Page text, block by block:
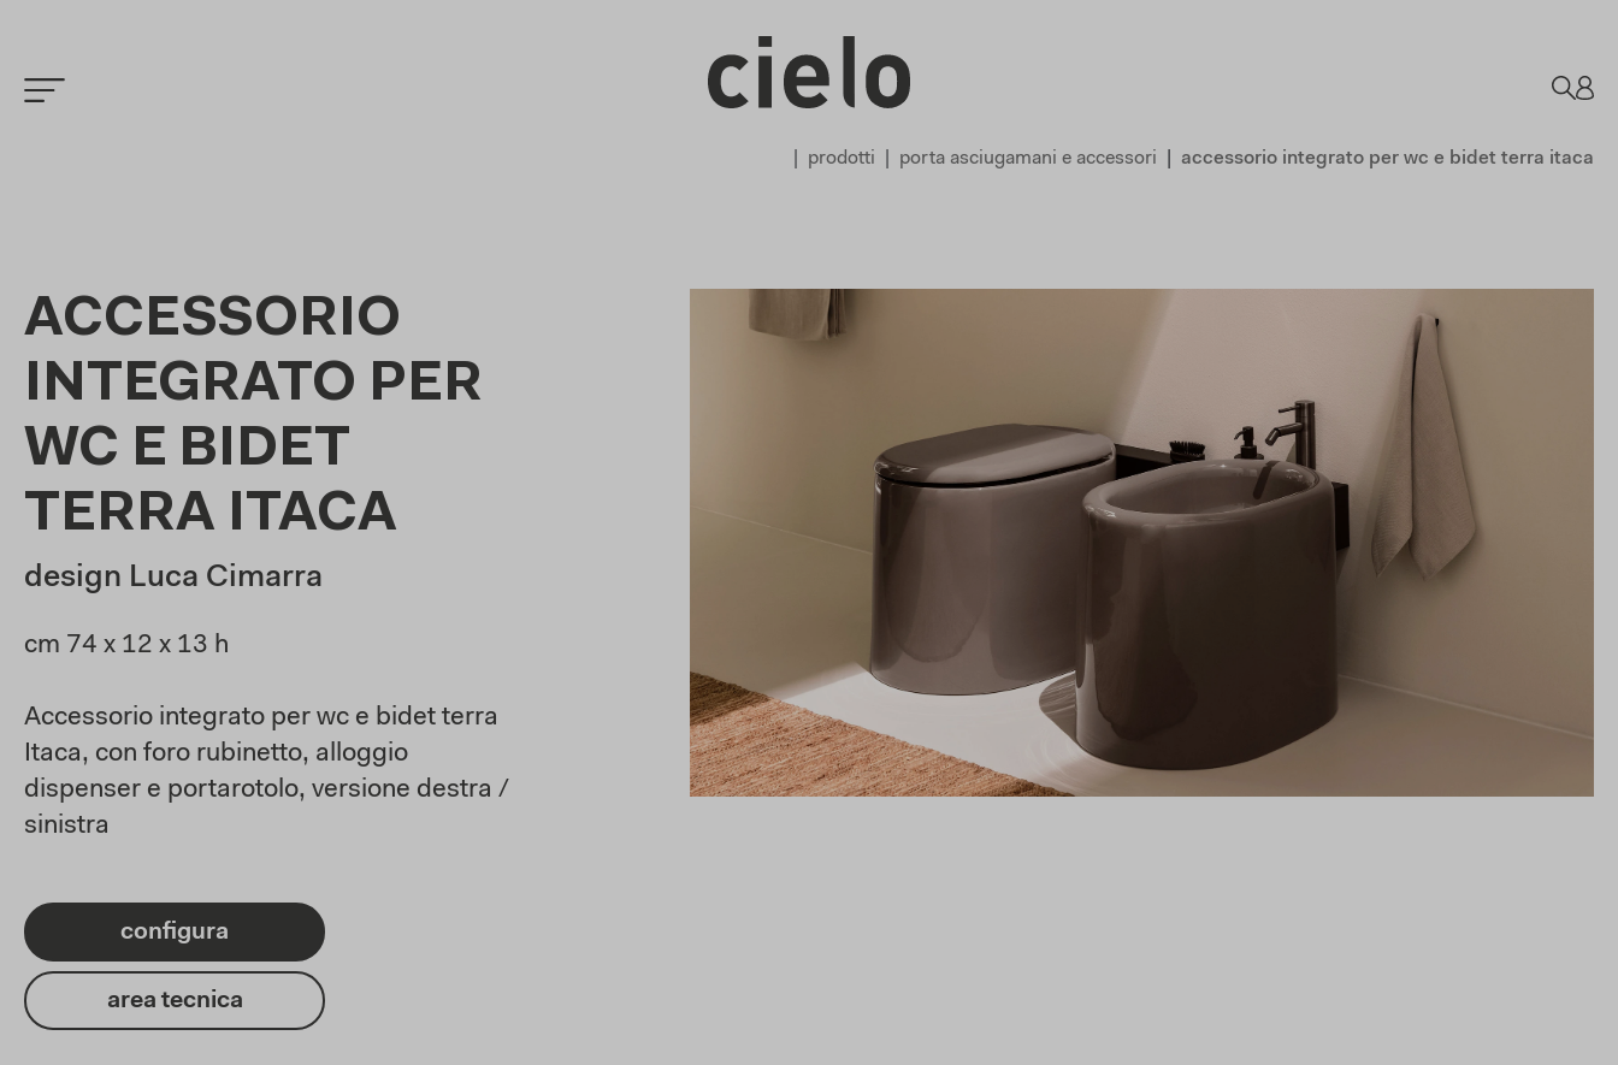
prodotti porta asciugamani e accessori accessorio integrato per wc e bidet terra itaca
ACCESSORIO
INTEGRATO PER
WC E BIDET
TERRA ITACA
design Luca Cimarra
cm 74 x 12 x 13 h
Accessorio integrato per wc e bidet terra
Itaca, con foro rubinetto, alloggio
dispenser e portarotolo, versione destra /
sinistra
configura
area tecnica